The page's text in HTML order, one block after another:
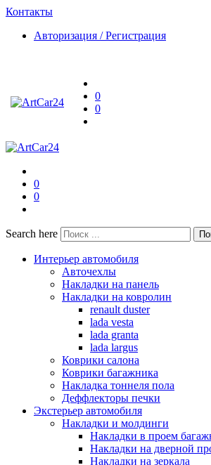
Контакты
Авторизация / Регистрация
0
0
0
0
Search here
Интерьер автомобиля
Авточехлы
Накладки на панель
Накладки на ковролин
renault duster
lada vesta
lada granta
lada largus
Коврики салона
Коврики багажника
Накладка тоннеля пола
Деффлекторы печки
Экстерьер автомобиля
Накладки и молдинги
Накладки в проем
Накладки на дверной
Накладки на зеркала